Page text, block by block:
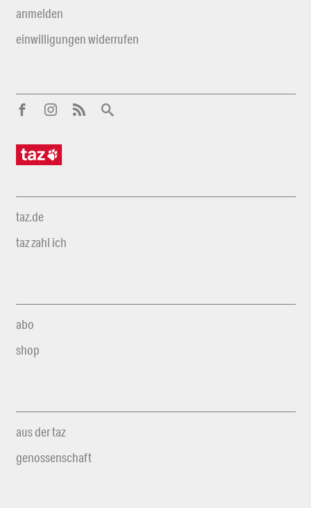
anmelden
einwilligungen widerrufen
taz.de
taz zahl ich
abo
shop
aus der taz
genossenschaft